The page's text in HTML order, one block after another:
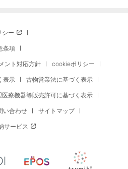
シー
条項
ント対応方針 cookieポリシー
表示 古物営業法に基づく表示
医療機器等販売許可に基づく表示
い合わせ サイトマップ
サービス